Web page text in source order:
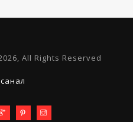
| 9:33:55
Санхүү Эдийн
Сургууль хамтын
байгууллаа
All Rights Reserved